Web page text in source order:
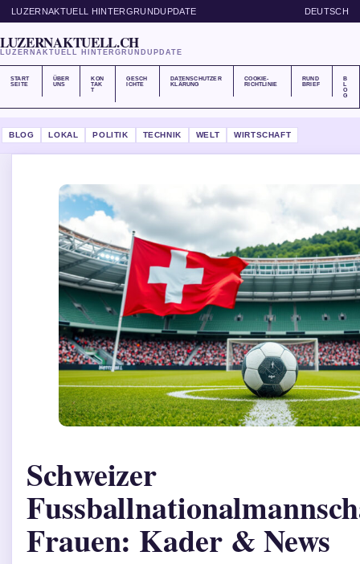
LUZERNAKTUELL HINTERGRUNDUPDATE DEUTSCH
LUZERNAKTUELL.CH
LUZERNAKTUELL HINTERGRUNDUPDATE
START
SEITE
ÜBER
UNS
KON
TAK
T
GESCH
ICHTE
DATENSCHUTZER
KLÄRUNG
COOKIE-
RICHTLINIE
RUND
BRIEF
B
O
G
BLOG LOKAL POLITIK TECHNIK WELT WIRTSCHAFT
Schweizer
Frauen: Kader & News